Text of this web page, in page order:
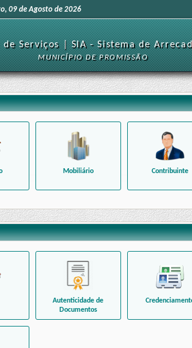
09 de Agosto de 2026
de Serviços | SIA - Sistema de
MUNICÍPIO DE PROMISSÃO
Mobiliário Contribuinte
Autenticidade de
Documentos